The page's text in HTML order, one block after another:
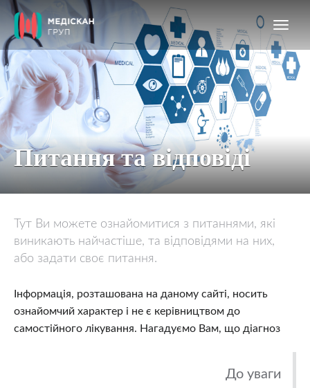
Питання та відповіді
Тут Ви можете ознайомитися з питаннями, які
виникають найчастіше, та відповідями на них,
або задати своє питання.
Інформація, розташована на даному сайті, носить
ознайомчий характер і не є керівництвом до
самостійного лікування.
До уваги
Нагадуємо Вам, що діагноз